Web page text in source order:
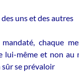
des uns et des autres
chaque
lui-même et non au
se prévaloir